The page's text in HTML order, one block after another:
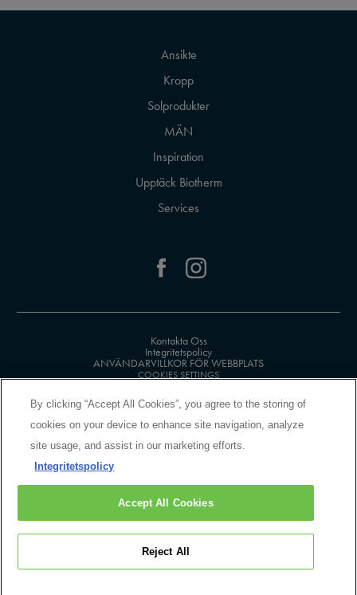
Ansikte
Kropp
Solprodukter
MÄN
Inspiration
Upptäck Biotherm
Services
Kontakta Oss
Integritetspolicy
ANVÄNDARVILLKOR FÖR WEBBPLATS
COOKIES SETTINGS
MANUFACTURER INFORMATION
BIOTHERM
14 rue Royale, 75008 Paris, France
kontakt@loreal.com
© Biotherm 2026
By clicking “Accept All Cookies”, you agree to the storing of
cookies on your device to enhance site navigation, analyze
site usage, and assist in our marketing efforts.
Integritetspolicy
Reject All
Accept All Cookies